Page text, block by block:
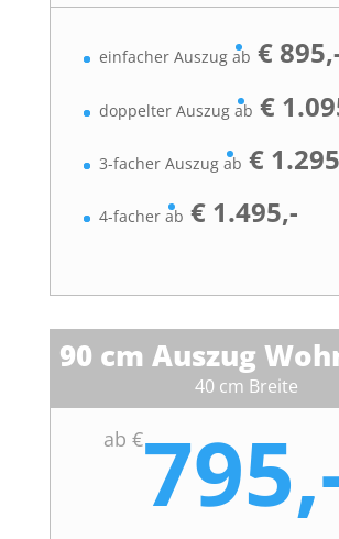
einfacher Auszug ab €
doppelter Auszug ab €
3-facher Auszug ab €
4-facher ab € 1.495,-
90 cm Auszug
40 cm Breite
ab €